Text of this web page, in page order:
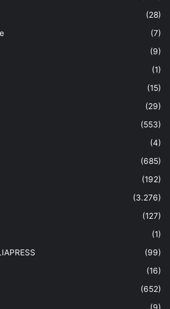
(28)
(7)
(9)
(1)
(15)
(29)
(553)
(4)
(685)
(192)
(3.276)
(127)
(1)
(99)
(16)
(652)
(9)